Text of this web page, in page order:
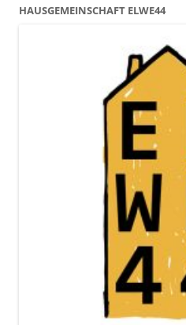
HAUSGEMEINSCHAFT ELWE44